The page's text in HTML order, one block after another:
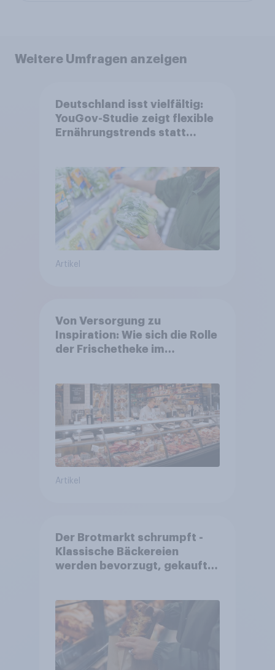
Weitere Umfragen anzeigen
Deutschland isst vielfältig:
YouGov-Studie zeigt flexible
Ernährungstrends statt
Artikel
Von Versorgung zu
Inspiration: Wie sich die Rolle
der Frischetheke im
Artikel
Der Brotmarkt schrumpft -
Klassische Bäckereien
werden bevorzugt, gekauft